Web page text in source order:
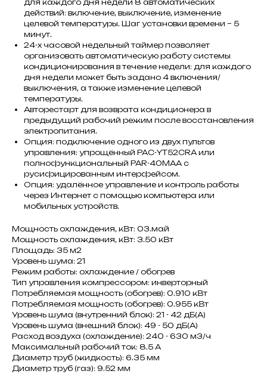
для каждого дня недели 8 автоматических
действий: включение, выключение, изменение
целевой температуры. Шаг установки времени – 5
минут.
24-х часовой недельный таймер позволяет
организовать автоматическую работу системы
кондиционирования в течение недели: для каждого
дня недели может быть задано 4 включения/
выключения, а также изменение целевой
температуры.
Авторестарт для возврата кондиционера в
предыдущий рабочий режим после восстановления
электропитания.
Опция: подключение одного из двух пультов
управления: упрощённый PAC-YT52CRA или
полнофункциональный PAR-40MAA с
русифицированным интерфейсом.
Опция: удалённое управление и контроль работы
через Интернет с помощью компьютера или
мобильных устройств.
Мощность охлаждения, кВт: 03.май
Мощность охлаждения, кВт: 3.50 кВт
Площадь: 35 м2
Уровень шума: 21
Режим работы: охлаждение / обогрев
Тип управления компрессором: инверторный
Потребляемая мощность (обогрев): 0.910 кВт
Потребляемая мощность (обогрев): 0.955 кВт
Уровень шума (внутренний блок): 21 - 42 дБ(А)
Уровень шума (внешний блок): 49 - 50 дБ(А)
Расход воздуха (охлаждение): 240 - 630 м3/ч
Максимальный рабочий ток: 8.5 A
Диаметр труб (жидкость): 6.35 мм
Диаметр труб (газ): 9.52 мм